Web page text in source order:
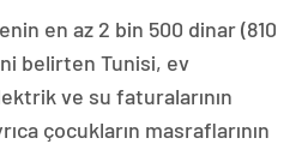
en az 2 bin 500 dinar (810
belirten Tunisi, ev
ve su faturalarının
çocukların masraflarının